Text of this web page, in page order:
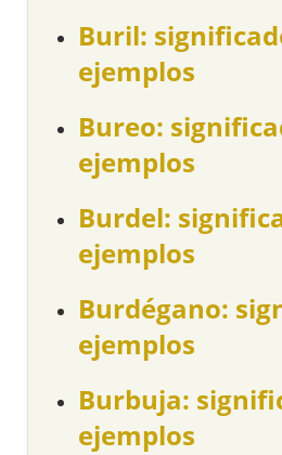
Buril:
ejemplos
Bureo:
ejemplos
Burdel:
ejemplos
Burdégano:
ejemplos
Burbuja:
ejemplos